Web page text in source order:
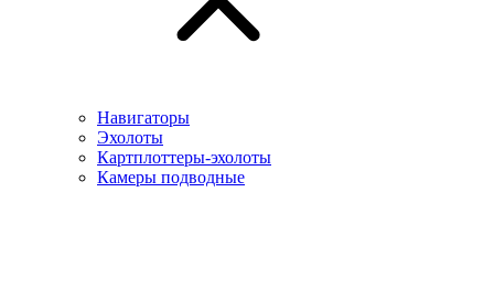
Навигаторы
Эхолоты
Картплоттеры-эхолоты
Камеры подводные